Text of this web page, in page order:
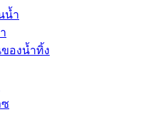
น้ำ
องน้ำทิ้ง
ซ